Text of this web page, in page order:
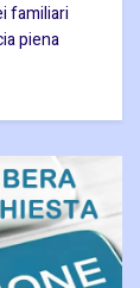
familiari
piena